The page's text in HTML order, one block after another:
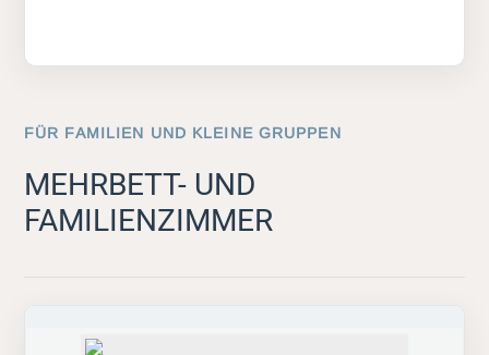
FÜR FAMILIEN UND KLEINE GRUPPEN
MEHRBETT- UND
FAMILIENZIMMER